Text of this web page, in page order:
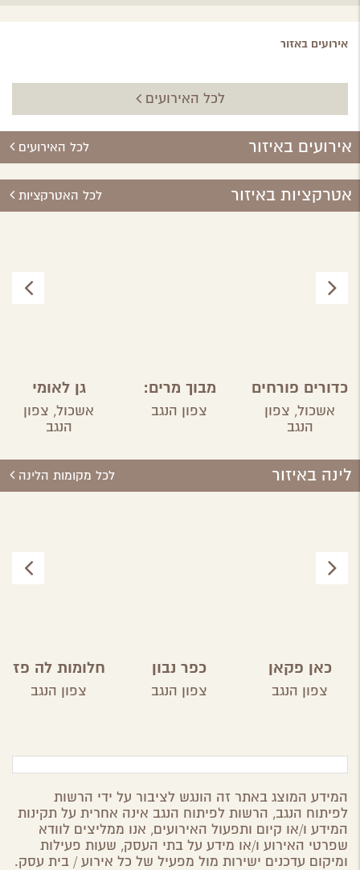
אירועים באזור
לכל האירועים
אירועים באיזור לכל האירועים
אטרקציות באיזור לכל האטרקציות
כדורים פורחים
ברוחמה
אשכול, צפון
הנגב
מבוך מרים:
בשביל
הבשמים
במושב ניר
צפון הנגב
גן לאומי
אשכול
אשכול, צפון
הנגב
לינה באיזור לכל מקומות הלינה
כאן פקאן
צפון הנגב
כפר נבון
צפון הנגב
חלומות לה פז
צפון הנגב
המידע המוצג באתר זה הונגש לציבור על ידי הרשות
לפיתוח הנגב, הרשות לפיתוח הנגב אינה אחרית על תקינות
המידע ו/או קיום ותפעול האירועים, אנו ממליצים לוודא
שפרטי האירוע ו/או מידע על בתי העסק, שעות פעילות
ומיקום עדכנים ישירות מול מפעיל של כל אירוע / בית עסק.